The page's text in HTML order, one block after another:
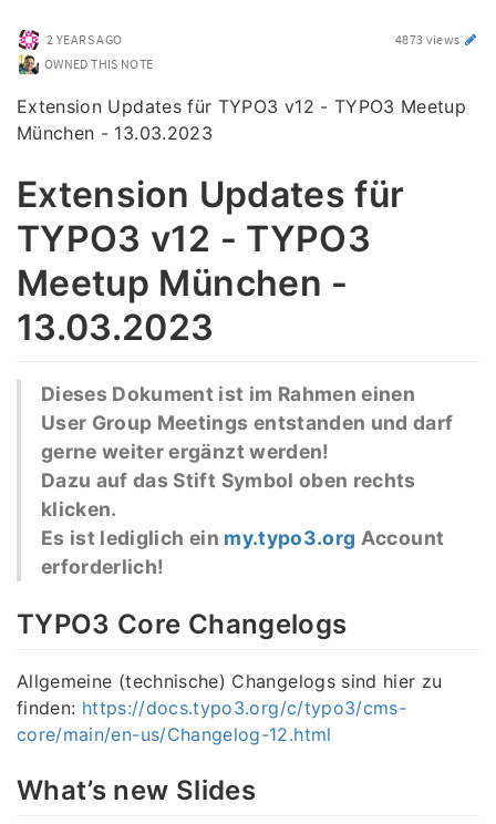
2 YEARS AGO
4873 views
OWNED THIS NOTE
Extension Updates für TYPO3 v12 - TYPO3 Meetup
München - 13.03.2023
Extension Updates für
TYPO3 v12 - TYPO3
Meetup München -
13.03.2023
Dieses Dokument ist im Rahmen einen
User Group Meetings entstanden und darf
gerne weiter ergänzt werden!
Dazu auf das Stift Symbol oben rechts
klicken.
Es ist lediglich ein my.typo3.org Account
erforderlich!
TYPO3 Core Changelogs
Allgemeine (technische) Changelogs sind hier zu
finden: https://docs.typo3.org/c/typo3/cms-
core/main/en-us/Changelog-12.html
What’s new Slides